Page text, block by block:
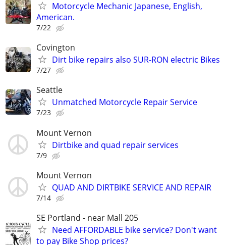
Motorcycle Mechanic Japanese, English,
American.
7/22
Covington
Dirt bike repairs also SUR-RON electric Bikes
7/27
Seattle
Unmatched Motorcycle Repair Service
7/23
Mount Vernon
Dirtbike and quad repair services
7/9
Mount Vernon
QUAD AND DIRTBIKE SERVICE AND REPAIR
7/14
SE Portland - near Mall 205
Need AFFORDABLE bike service? Don't want
to pay Bike Shop prices?